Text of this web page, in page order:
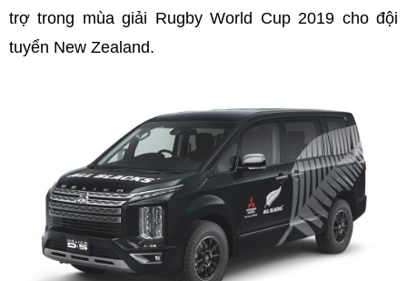
trợ trong mùa giải Rugby World Cup 2019 cho đội
tuyển New Zealand.